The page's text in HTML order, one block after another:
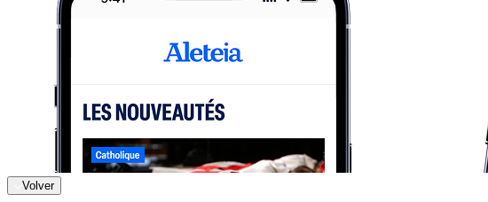
Volver